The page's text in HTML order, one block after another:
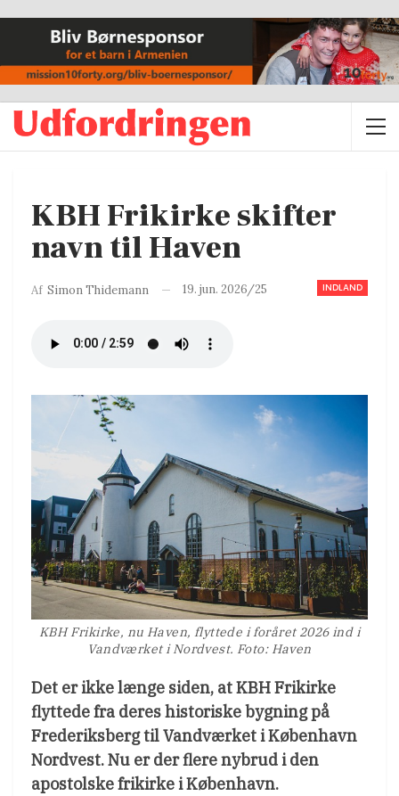
KBH Frikirke skifter
navn til Haven
INDLAND
Af Simon Thidemann 19. jun. 2026/25
KBH Frikirke, nu Haven, flyttede i foråret 2026 ind i
Vandværket i Nordvest. Foto: Haven
Det er ikke længe siden, at KBH Frikirke
flyttede fra deres historiske bygning på
Frederiksberg til Vandværket i København
Nordvest. Nu er der flere nybrud i den
apostolske frikirke i København.